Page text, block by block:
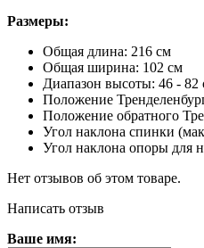
Размеры:
Общая длина: 216 см
Общая ширина: 102 см
Диапазон высоты: 46 - 82
Положение
Положение обратного
Угол наклона спинки
Угол наклона опоры для
Нет отзывов об этом товаре.
Написать отзыв
Ваше имя: